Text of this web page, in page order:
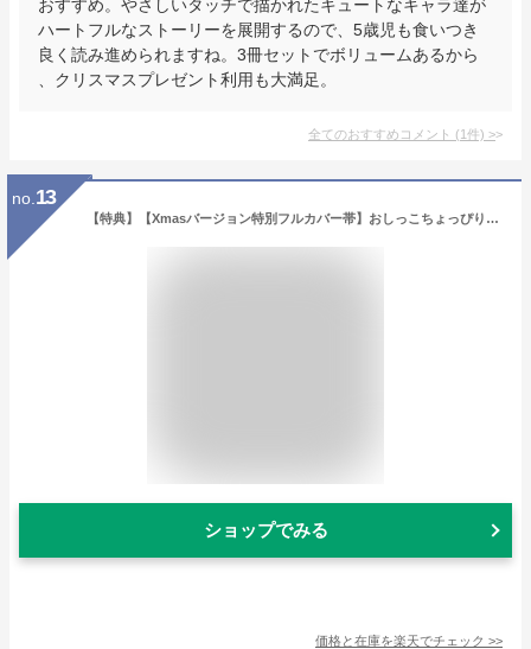
おすすめ。やさしいタッチで描かれたキュートなキャラ達が
ハートフルなストーリーを展開するので、5歳児も食いつき
良く読み進められますね。3冊セットでボリュームあるから
、クリスマスプレゼント利用も大満足。
全てのおすすめコメント (1件) >
no. 13
【特典】【Xmasバージョン特別フルカバー帯】おしっこちょっぴりもれたろう(クリスマスカード1枚) [ ヨシタケ シンスケ ]
ショップでみる
価格と在庫を楽天でチェック >>